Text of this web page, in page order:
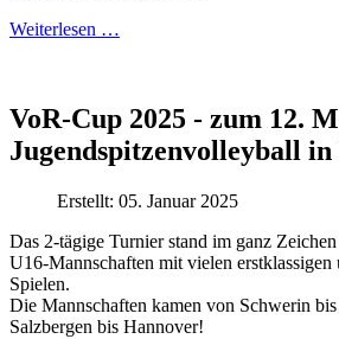
Weiterlesen …
VoR-Cup 2025 - zum 12.
Jugendspitzenvolleyball
Erstellt: 05. Januar 2025
Das 2-tägige Turnier stand im ganz
U16-Mannschaften mit vielen erstklassigen
Spielen.
Die Mannschaften kamen von Schwerin
Salzbergen bis Hannover!